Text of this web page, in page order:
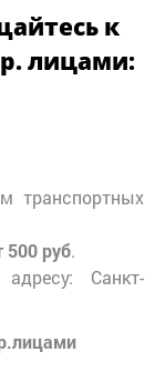
к
лицами:
транспортных
500 руб.
Санкт-